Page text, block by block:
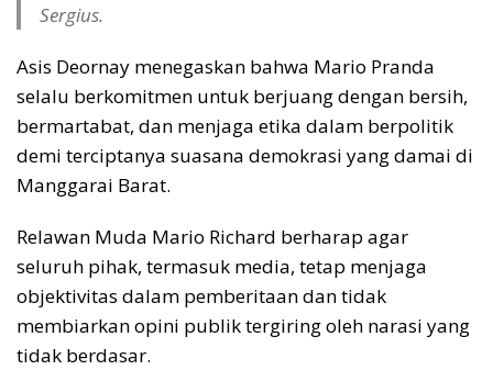
Sergius.
Asis Deornay menegaskan bahwa Mario Pranda
selalu berkomitmen untuk berjuang dengan bersih,
bermartabat, dan menjaga etika dalam berpolitik
demi terciptanya suasana demokrasi yang damai di
Manggarai Barat.
Relawan Muda Mario Richard berharap agar
seluruh pihak, termasuk media, tetap menjaga
objektivitas dalam pemberitaan dan tidak
membiarkan opini publik tergiring oleh narasi yang
tidak berdasar.